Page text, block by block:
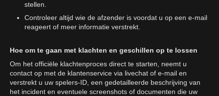
stellen.
Controleer altijd wie de afzender is voordat u op een e-mail
reageert of meer informatie verstrekt.
Hoe om te gaan met klachten en geschillen op te lossen
Om het officiële klachtenproces direct te starten, neemt u
contact op met de klantenservice via livechat of e-mail en
verstrekt u uw spelers-ID, een gedetailleerde beschrijving van
het incident en eventuele screenshots of documenten die uw